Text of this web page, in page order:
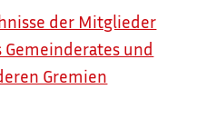
der Mitglieder
Gemeinderates und
Gremien